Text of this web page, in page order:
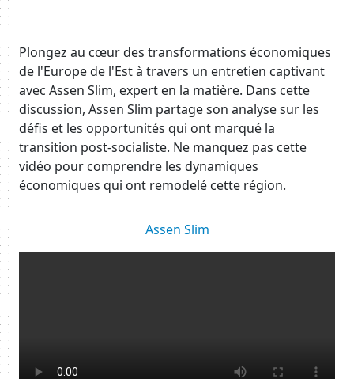
Plongez au cœur des transformations économiques
de l'Europe de l'Est à travers un entretien captivant
avec Assen Slim, expert en la matière. Dans cette
discussion, Assen Slim partage son analyse sur les
défis et les opportunités qui ont marqué la
transition post-socialiste. Ne manquez pas cette
vidéo pour comprendre les dynamiques
économiques qui ont remodelé cette région.
Assen Slim